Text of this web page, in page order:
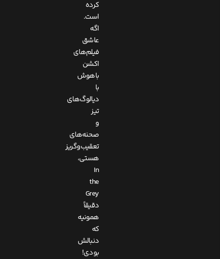
کرده
است.
اگه
عاشق
فیلم‌های
اکشن
باهوش
با
دیالوگ‌های
تیز
و
صحنه‌های
تعقیب‌وگریز
هستی،
In
the
Grey
دقیقاً
همونیه
که
دنبالش
بودی!